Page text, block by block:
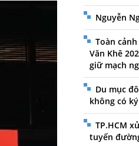
Nguyễn
Toàn
Văn Khê
giữ mạch
Du mục
không có
TP.HCM
tuyến